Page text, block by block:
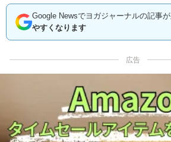
Google Newsでヨガジャーナルの記事が
やすくなります
広告